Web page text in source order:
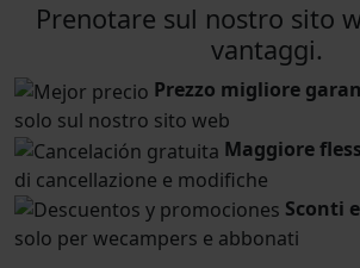
Prenotare sul nostro sito
vantaggi.
Prezzo migliore
solo sul nostro sito web
Maggiore
di cancellazione e modifiche
Sconti
solo per wecampers e abbonati